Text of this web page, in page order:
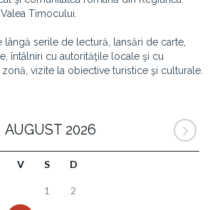
Timocului.
lângă serile de lectură, lansări de carte,
întâlniri cu autorităţile locale şi cu
vizite la obiective turistice şi culturale.
AUGUST 2026
V S D
1 2